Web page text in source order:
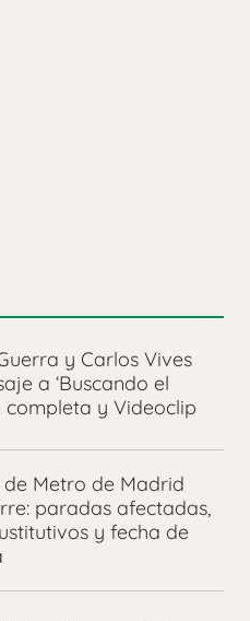
y Carlos Vives
a ‘Buscando el
completa y Videoclip
de Metro de Madrid
paradas afectadas,
y fecha de